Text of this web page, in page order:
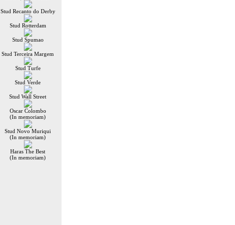
Stud Recanto do Derby
Stud Rotterdam
Stud Spumao
Stud Terceira Margem
Stud Turfe
Stud Verde
Stud Wall Street
Oscar Colombo
(In memoriam)
Stud Novo Muriqui
(In memoriam)
Haras The Best
(In memoriam)